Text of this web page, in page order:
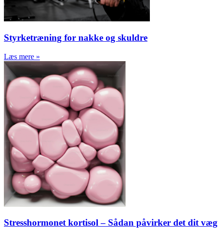
Styrketræning for nakke og skuldre
Læs mere »
Stresshormonet kortisol – Sådan påvirker det dit